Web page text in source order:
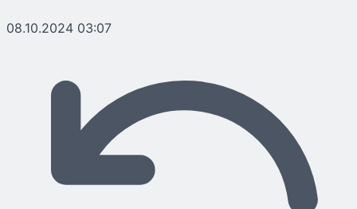
08.10.2024 03:07